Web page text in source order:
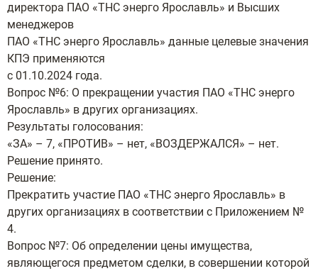
директора ПАО «ТНС энерго Ярославль» и Высших
менеджеров
ПАО «ТНС энерго Ярославль» данные целевые значения
КПЭ применяются
с 01.10.2024 года.
Вопрос №6: О прекращении участия ПАО «ТНС энерго
Ярославль» в других организациях.
Результаты голосования:
«ЗА» – 7, «ПРОТИВ» – нет, «ВОЗДЕРЖАЛСЯ» – нет.
Решение принято.
Решение:
Прекратить участие ПАО «ТНС энерго Ярославль» в
других организациях в соответствии с Приложением №
4.
Вопрос №7: Об определении цены имущества,
являющегося предметом сделки, в совершении которой